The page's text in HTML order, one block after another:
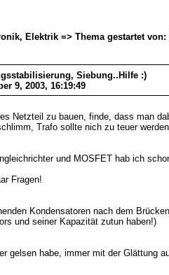
Elektrik => Thema gestartet von:
Siebung..Hilfe :)
9, 2003, 16:19:49
Netzteil zu bauen, finde, dass man
Trafo sollte nich zu teuer
und MOSFET hab ich
Fragen!
Kondensatoren nach dem
und seiner Kapazität zutun haben!)
gelsen habe, immer mit der Glättung